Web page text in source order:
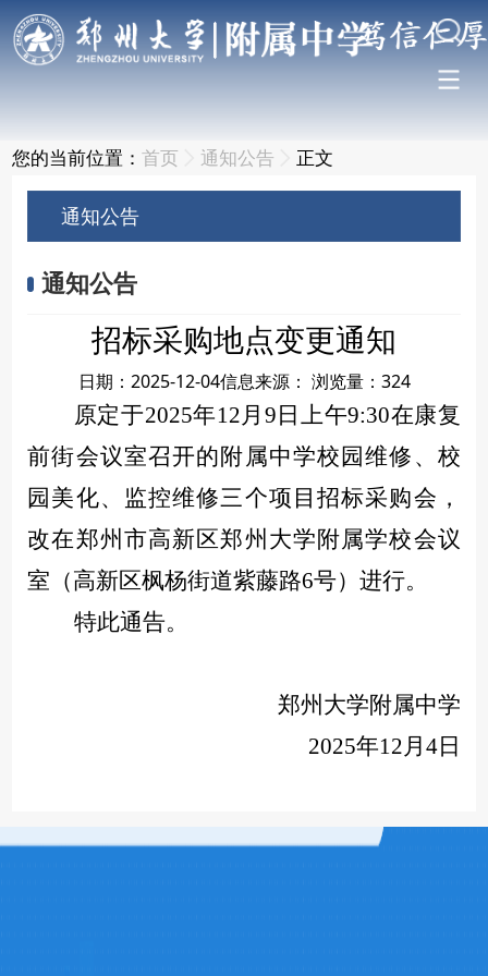
您的当前位置：首页 通知公告 正文
通知公告
通知公告
招标采购地点变更通知
日期：2025-12-04信息来源： 浏览量： 324
原定于2025年12月9日上午9:30在康复
前街会议室召开的附属中学校园维修、校
园美化、监控维修三个项目招标采购会，
改在郑州市高新区郑州大学附属学校会议
室（高新区枫杨街道紫藤路6号）进行。
特此通告。
郑州大学附属中学
2025年12月4日